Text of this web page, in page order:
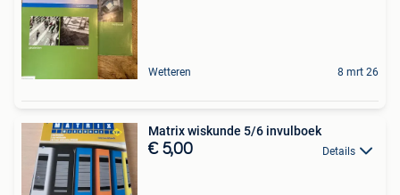
Wetteren 8 mrt 26
Matrix wiskunde 5/6 invulboek
€ 5,00 Details